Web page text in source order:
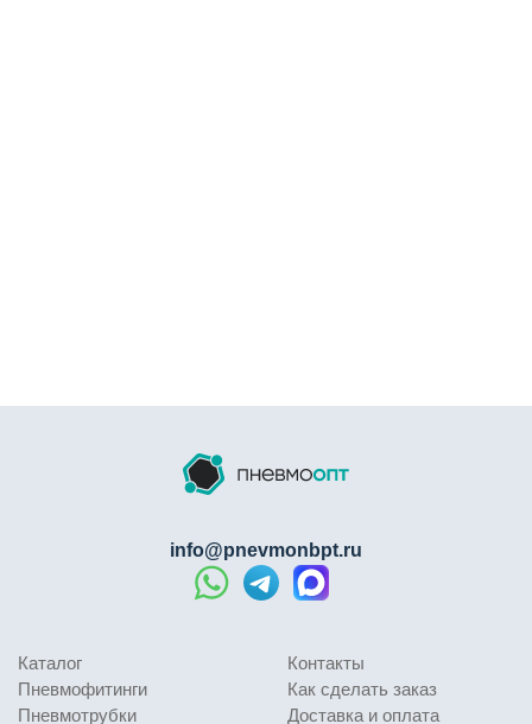
Каталог
Пневмофитинги
Пневмотрубки
Контакты
Как сделать заказ
Доставка и оплата
info@pnevmonbpt.ru